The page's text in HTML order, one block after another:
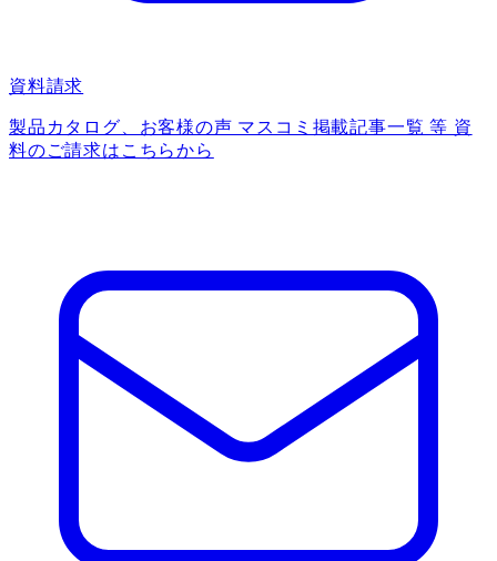
資料請求
製品カタログ、お客様の声 マスコミ掲載記事一覧 等 資
料のご請求はこちらから